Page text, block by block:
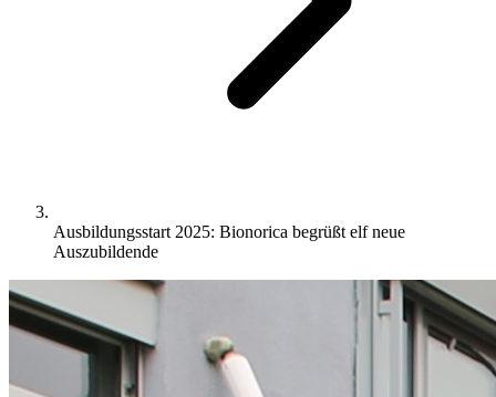
Ausbildungsstart 2025: Bionorica begrüßt elf neue
Auszubildende